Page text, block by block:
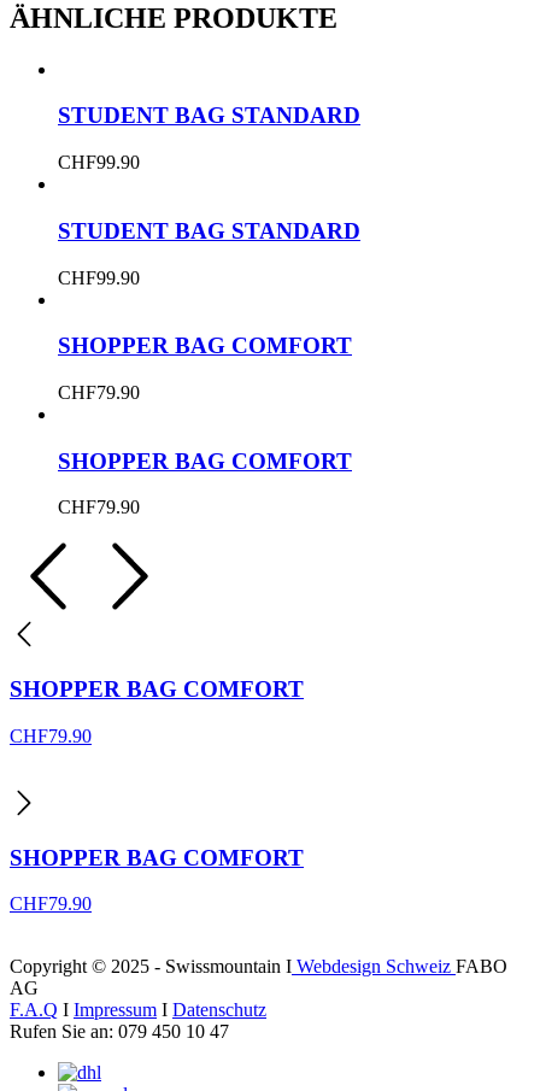
ÄHNLICHE PRODUKTE
STUDENT BAG STANDARD
CHF99.90
STUDENT BAG STANDARD
CHF99.90
SHOPPER BAG COMFORT
CHF79.90
SHOPPER BAG COMFORT
CHF79.90
SHOPPER BAG COMFORT
CHF79.90
SHOPPER BAG COMFORT
CHF79.90
Copyright © 2025 - Swissmountain I Webdesign Schweiz FABO
AG
F.A.Q I Impressum I Datenschutz
Rufen Sie an: 079 450 10 47